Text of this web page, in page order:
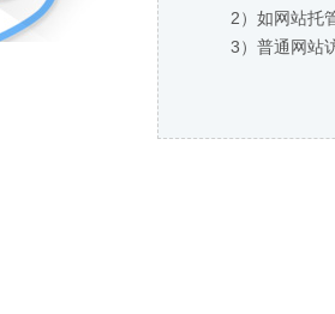
2）如网站托
3）普通网站